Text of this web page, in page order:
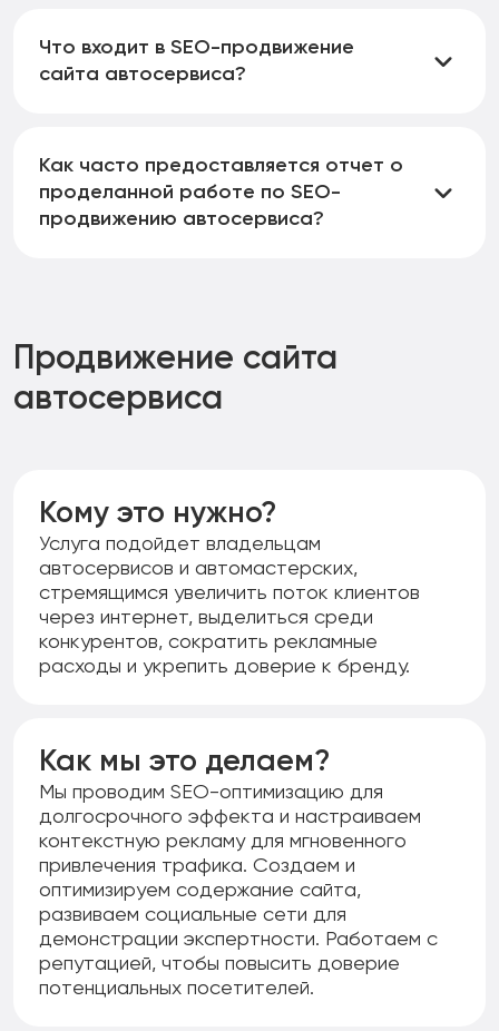
Что входит в SEO-продвижение
сайта автосервиса?
технической части ресурса (скорость загрузки,
адаптивность под мобильные устройства,
безопасность), создание и оптимизацию контента
по ключевым запросам (например, «ремонт авто»,
Как часто предоставляется отчет о
проделанной работе по SEO-
продвижению автосервиса?
метрики. По результатам анализа мы
корректируем стратегию продвижения, чтобы
постоянно улучшать видимость вашего веб-
ресурса и привлекать больше клиентов.
Продвижение сайта
автосервиса
Кому это нужно?
Услуга подойдет владельцам
автосервисов и автомастерских,
стремящимся увеличить поток клиентов
через интернет, выделиться среди
конкурентов, сократить рекламные
расходы и укрепить доверие к бренду.
Как мы это делаем?
Мы проводим SEO-оптимизацию для
долгосрочного эффекта и настраиваем
контекстную рекламу для мгновенного
привлечения трафика. Создаем и
оптимизируем содержание сайта,
развиваем социальные сети для
демонстрации экспертности. Работаем с
репутацией, чтобы повысить доверие
потенциальных посетителей.